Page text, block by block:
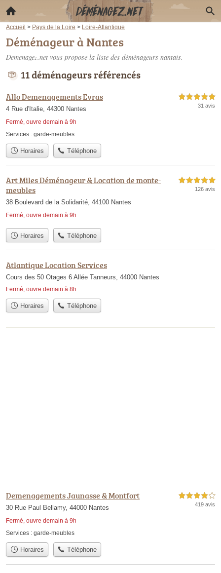
Accueil > Pays de la Loire > Loire-Atlantique
Déménageur à Nantes
Demenagez.net vous propose la liste des déménageurs nantais.
11 déménageurs référencés
Allo Demenagements Evras
4 Rue d'Italie, 44300 Nantes
Fermé, ouvre demain à 9h
5,0 étoiles sur 5
31 avis
Services : garde-meubles
Horaires Téléphone
Art Miles Déménageur & Location de monte-
meubles
38 Boulevard de la Solidarité, 44100 Nantes
Fermé, ouvre demain à 9h
5,0 étoiles sur 5
126 avis
Horaires Téléphone
Atlantique Location Services
Cours des 50 Otages 6 Allée Tanneurs, 44000 Nantes
Fermé, ouvre demain à 8h
Horaires Téléphone
Demenagements Jaunasse & Montfort
30 Rue Paul Bellamy, 44000 Nantes
Fermé, ouvre demain à 9h
4,0 étoiles sur 5
419 avis
Services : garde-meubles
Horaires Téléphone